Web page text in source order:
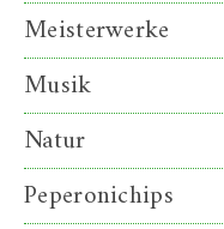
Meisterwerke
Musik
Natur
Peperonichips